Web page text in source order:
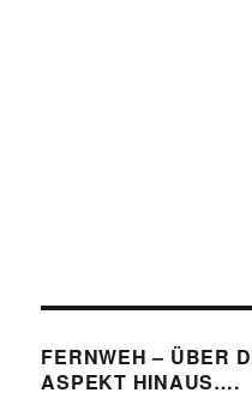
FERNWEH – ÜBER
ASPEKT HINAUS….